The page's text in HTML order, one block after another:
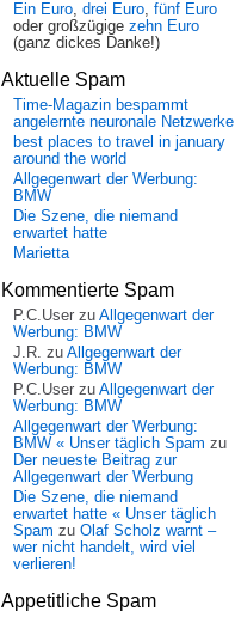
Ein Euro, drei Euro, fünf Euro
oder großzügige zehn Euro
(ganz dickes Danke!)
Aktuelle Spam
Time-Magazin bespammt
angelernte neuronale Netzwerke
best places to travel in january
around the world
Allgegenwart der Werbung:
BMW
Die Szene, die niemand
erwartet hatte
Marietta
Kommentierte Spam
P.C.User zu Allgegenwart der
Werbung: BMW
J.R. zu Allgegenwart der
Werbung: BMW
P.C.User zu Allgegenwart der
Werbung: BMW
Allgegenwart der Werbung:
BMW « Unser täglich Spam zu
Der neueste Beitrag zur
Allgegenwart der Werbung
Die Szene, die niemand
erwartet hatte « Unser täglich
Spam zu Olaf Scholz warnt –
wer nicht handelt, wird viel
verlieren!
Appetitliche Spam